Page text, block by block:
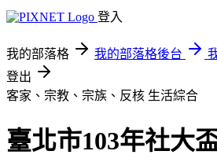
登入
我的部落格 我的部落格後台
登出
客家、宗教、宗族、反核 生活綜合
臺北市103年社大